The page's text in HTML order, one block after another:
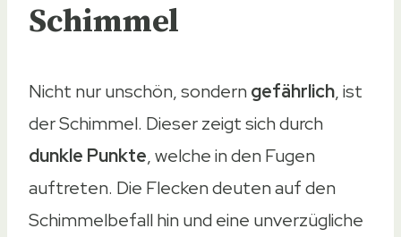
Schimmel
Nicht nur unschön, sonderngefährlich, ist
der Schimmel. Dieser zeigt sich durch
dunkle Punkte, welche in den Fugen
auftreten. Die Flecken deuten auf den
Schimmelbefall hin und eine unverzügliche